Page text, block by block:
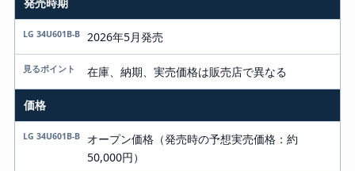
項目
LG 34U601B-B
見るポイント
2026年5月発売
在庫、納期、実売価格は販売店で異なる
価格
オープン価格（発売時の予想実売価格：約
50,000円）